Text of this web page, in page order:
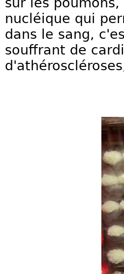
nucléique qui
dans le sang,
souffrant de